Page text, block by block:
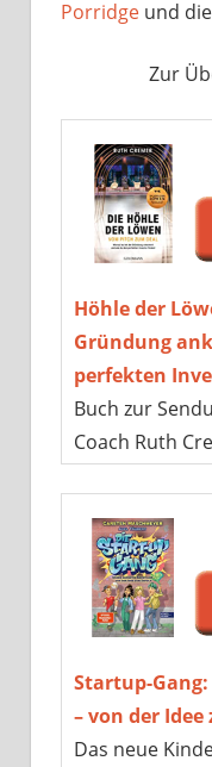
Porridge und die
Zur
Höhle der
Gründung
perfekten
Buch zur
Coach Ruth
Startup-
– von der Idee
Das neue